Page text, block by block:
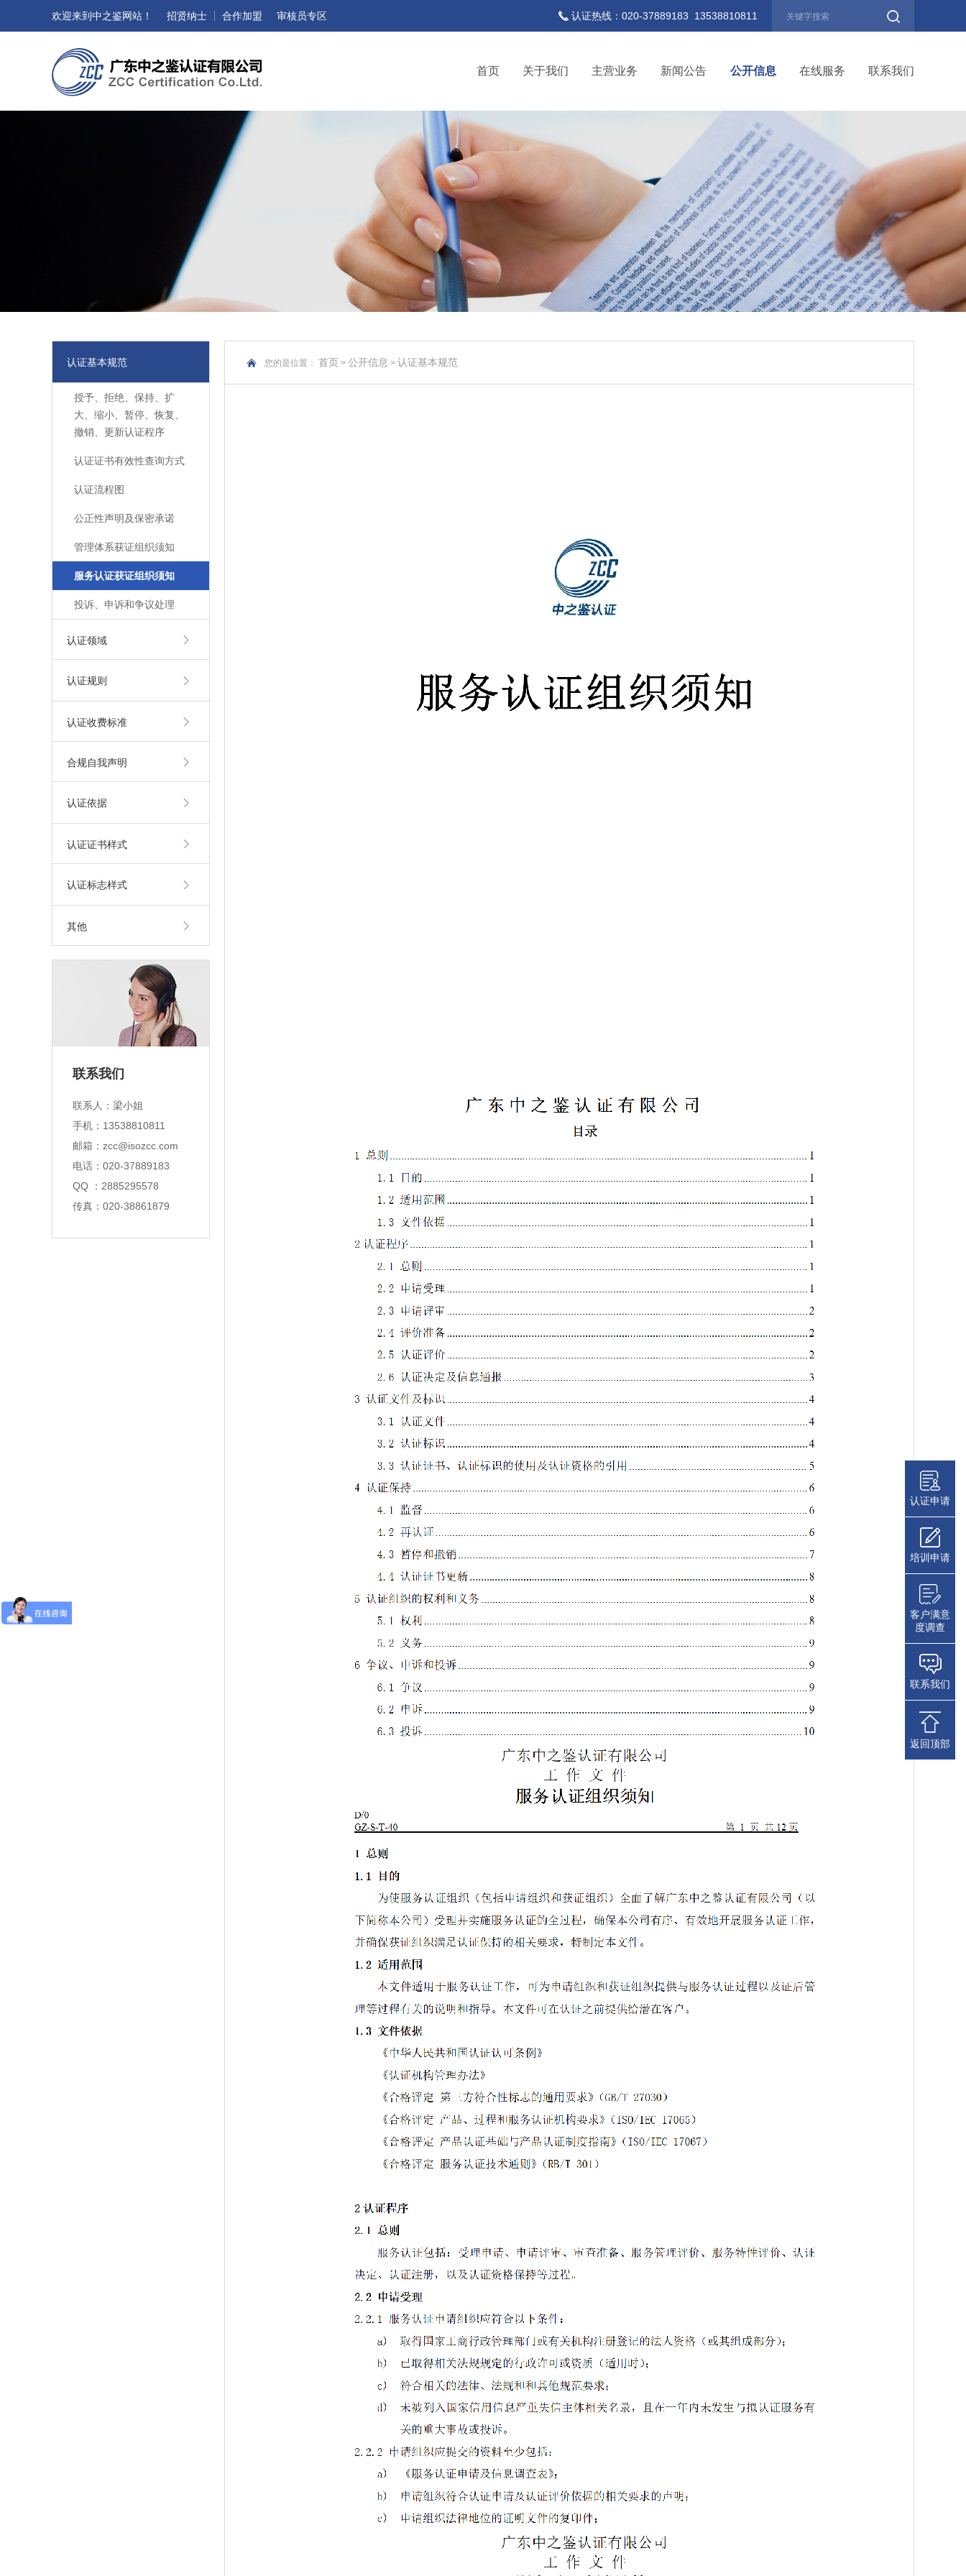
欢迎来到中之鉴网站！ 招贤纳士 合作加盟 审核员专区 认证热线：020-37889183 13538810811
首页 关于我们 主营业务 新闻公告 公开信息 在线服务 联系我们
认证基本规范
授予、拒绝、保持、扩
大、缩小、暂停、恢复、
撤销、更新认证程序
认证证书有效性查询方式
认证流程图
公正性声明及保密承诺
管理体系获证组织须知
服务认证获证组织须知
投诉、申诉和争议处理
认证领域
认证规则
认证收费标准
合规自我声明
认证依据
认证证书样式
认证标志样式
其他
联系我们
联系人： 梁小姐
手机： 13538810811
邮箱： zcc@isozcc.com
电话： 020-37889183
QQ ： 2885295578
传真： 020-38861879
您的是位置： 首页 > 公开信息 > 认证基本规范
认证申请
培训申请
客户满意
度调查
联系我们
返回顶部